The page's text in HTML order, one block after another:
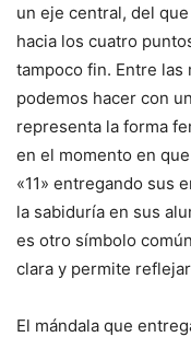
un eje central, del
hacia los cuatro
tampoco fin. Entre
podemos hacer con
representa la forma
en el momento en
«11» entregando sus
la sabiduría en sus
es otro símbolo
clara y permite
El mándala que